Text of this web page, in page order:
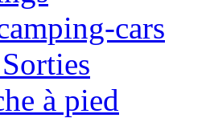
cars
à pied